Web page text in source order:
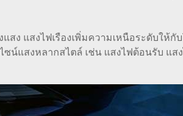
สง แสงไฟเรืองเพิ่มความเหนือระดับใ
ซน์แสงหลากสไตล์ เช่น แสงไฟต้อนรับ แ